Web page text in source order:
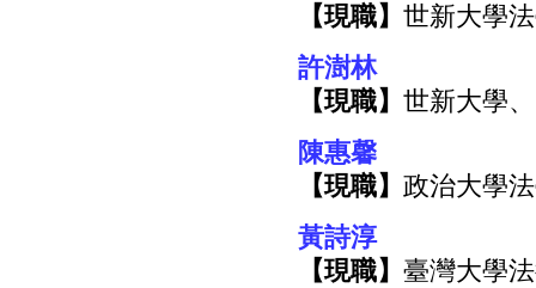
【現職】 世新大學
許澍林
【現職】 世新大學
陳惠馨
【現職】 政治大學
黃詩淳
【現職】 臺灣大學